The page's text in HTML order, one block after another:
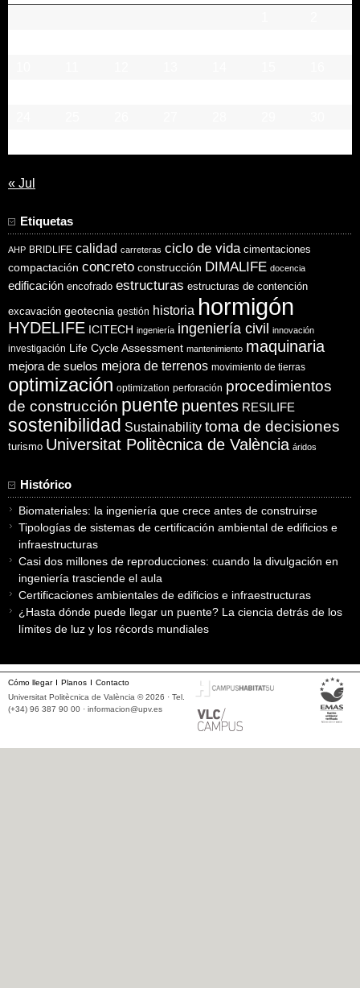
« Jul
Etiquetas
AHP BRIDLIFE calidad carreteras ciclo de vida cimentaciones
compactación concreto construcción DIMALIFE docencia
edificación encofrado estructuras estructuras de contención
excavación geotecnia gestión historia hormigón
HYDELIFE ICITECH ingeniería ingeniería civil innovación
investigación Life Cycle Assessment mantenimiento maquinaria
mejora de suelos mejora de terrenos movimiento de tierras
optimización optimization perforación procedimientos
de construcción puente puentes RESILIFE
sostenibilidad Sustainability toma de decisiones
turismo Universitat Politècnica de València áridos
Histórico
Biomateriales: la ingeniería que crece antes de construirse
Tipologías de sistemas de certificación ambiental de edificios e
infraestructuras
Casi dos millones de reproducciones: cuando la divulgación en
ingeniería trasciende el aula
Certificaciones ambientales de edificios e infraestructuras
¿Hasta dónde puede llegar un puente? La ciencia detrás de los
límites de luz y los récords mundiales
Cómo llegar Planos
Contacto
Universitat Politècnica de València © 2026 · Tel.
(+34) 96 387 90 00 · informacion@upv.es